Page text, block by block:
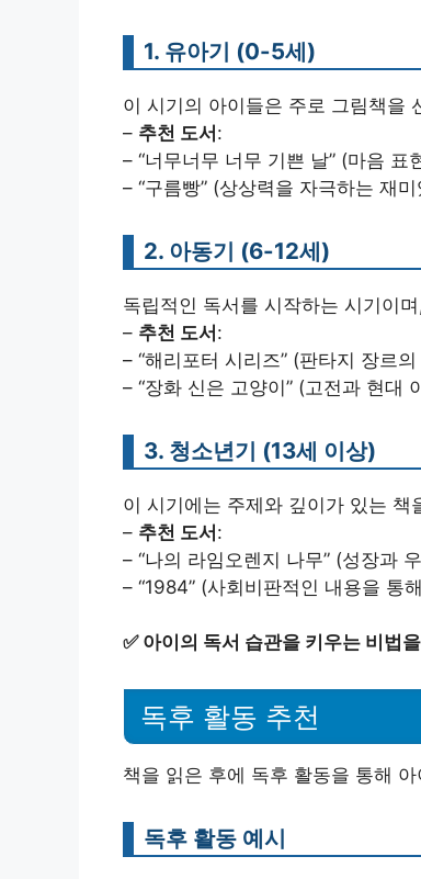
1. 유아기 (0-5세)
이 시기의 아이들은 주로 그림책을
– 추천 도서:
– “너무너무 너무 기쁜 날” (마음 표
– “구름빵” (상상력을 자극하는 재
2. 아동기 (6-12세)
독립적인 독서를 시작하는 시기이
– 추천 도서:
– “해리포터 시리즈” (판타지 장르
– “장화 신은 고양이” (고전과 현대
3. 청소년기 (13세 이상)
이 시기에는 주제와 깊이가 있는 책
– 추천 도서:
– “나의 라임오렌지 나무” (성장과
– “1984” (사회비판적인 내용을 통
✅ 아이의 독서 습관을 키우는 비법
독후 활동 추천
책을 읽은 후에 독후 활동을 통해
독후 활동 예시